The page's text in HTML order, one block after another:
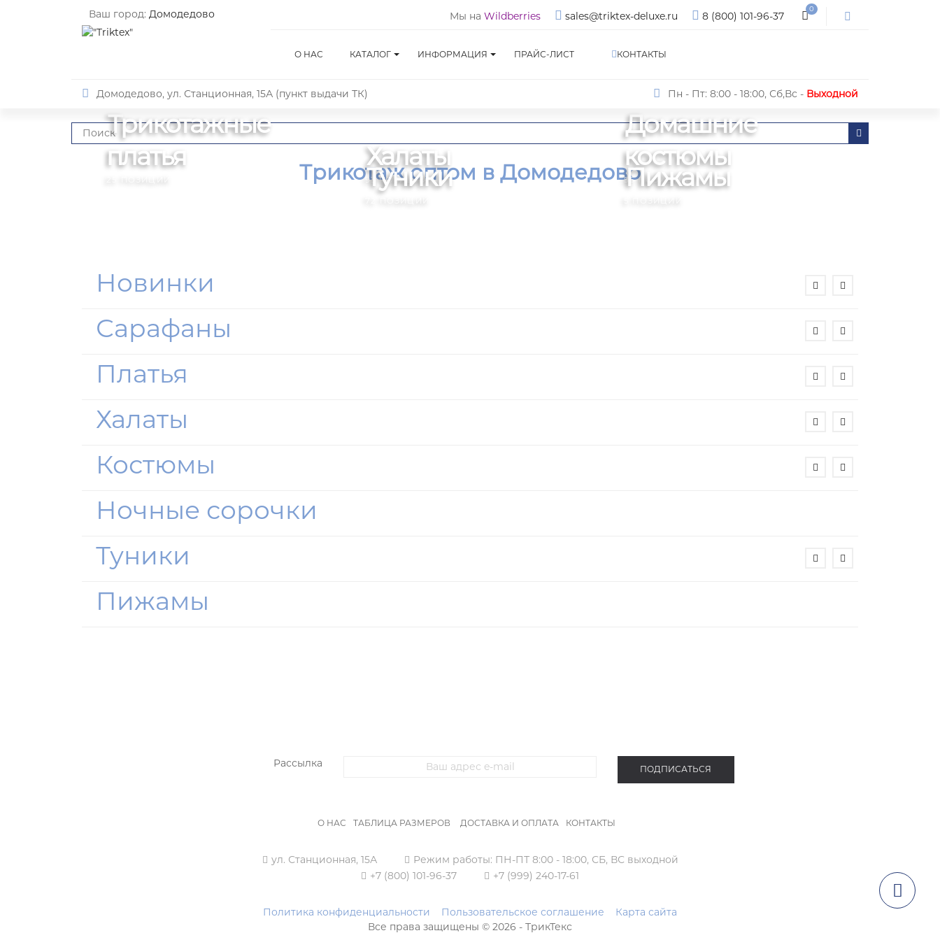
Ваш город: Домодедово 0
8 (800) 101-96-37
sales@triktex-deluxe.ru
Мы на Wildberries
О НАС КАТАЛОГ ИНФОРМАЦИЯ ПРАЙС-ЛИСТ КОНТАКТЫ
Домодедово, ул. Станционная, 15А (пункт выдачи ТК) Пн - Пт: 8:00 - 18:00, Сб,Вс - Выходной
Трикотаж оптом в Домодедово
Трикотажные
платья
Халаты
93 ПОЗИЦИЙ
Туники
Домашние
костюмы
56 ПОЗИЦИЙ
Пижамы
Новинки
Сарафаны
Платья
Халаты
Костюмы
Ночные сорочки
Туники
Пижамы
Рассылка ПОДПИСАТЬСЯ
О НАС ТАБЛИЦА РАЗМЕРОВ ДОСТАВКА И ОПЛАТА КОНТАКТЫ
ул. Станционная, 15А Режим работы: ПН-ПТ 8:00 - 18:00, СБ, ВС выходной
+7 (800) 101-96-37
+7 (999) 240-17-61
Политика конфиденциальности Пользовательское соглашение
Карта сайта
Все права защищены © 2026 - ТрикТекс